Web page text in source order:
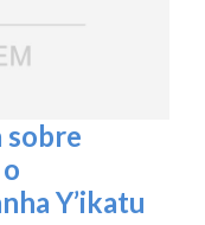
sobre
Y’ikatu